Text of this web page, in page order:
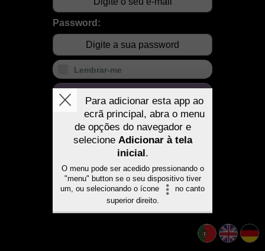
Password:
Lembrar-me
Esqueci-me da password Registar